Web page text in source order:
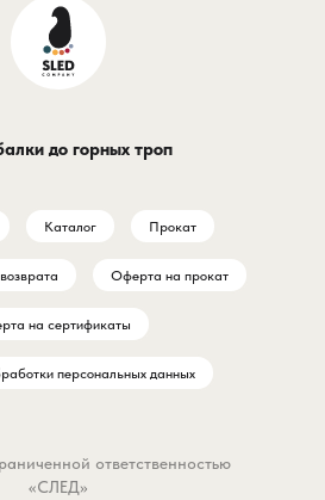
до горных троп
Каталог Прокат
Оферта на прокат
на сертификаты
персональных данных
ответственностью
«СЛЕД»